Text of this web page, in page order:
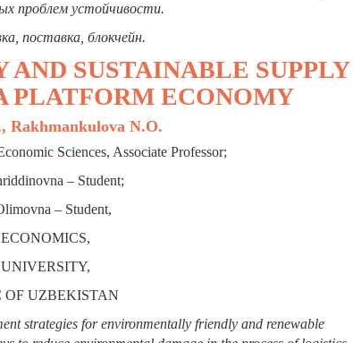
проблем устойчивости.
поставка, блокчейн.
SUSTAINABLE SUPPLY
PLATFORM ECONOMY
Rakhmankulova N.O.
Sciences, Associate Professor;
– Student;
– Student,
UZBEKISTAN
strategies for environmentally friendly and renewable